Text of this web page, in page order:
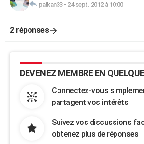
paikan33- 24 sept. 2012 à 10:00
2 réponses
DEVENEZ MEMBRE EN
Connectez-vous
partagent vos intérêts
Suivez vos discussions
obtenez plus de réponses